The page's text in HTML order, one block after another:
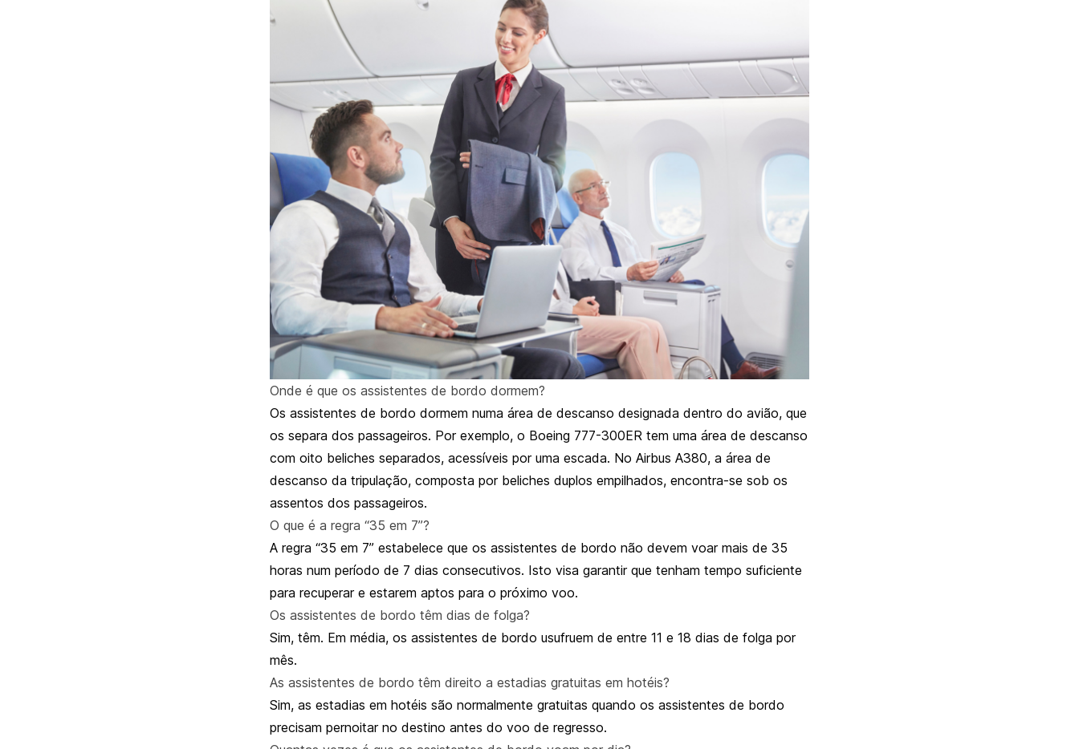
Onde é que os assistentes de bordo dormem?
Os assistentes de bordo dormem numa área de descanso designada dentro do avião, que
os separa dos passageiros. Por exemplo, o Boeing 777-300ER tem uma área de descanso
com oito beliches separados, acessíveis por uma escada. No Airbus A380, a área de
descanso da tripulação, composta por beliches duplos empilhados, encontra-se sob os
assentos dos passageiros.
O que é a regra “35 em 7”?
A regra “35 em 7” estabelece que os assistentes de bordo não devem voar mais de 35
horas num período de 7 dias consecutivos. Isto visa garantir que tenham tempo suficiente
para recuperar e estarem aptos para o próximo voo.
Os assistentes de bordo têm dias de folga?
Sim, têm. Em média, os assistentes de bordo usufruem de entre 11 e 18 dias de folga por
mês.
As assistentes de bordo têm direito a estadias gratuitas em hotéis?
Sim, as estadias em hotéis são normalmente gratuitas quando os assistentes de bordo
precisam pernoitar no destino antes do voo de regresso.